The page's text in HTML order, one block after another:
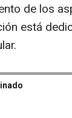
de los
está